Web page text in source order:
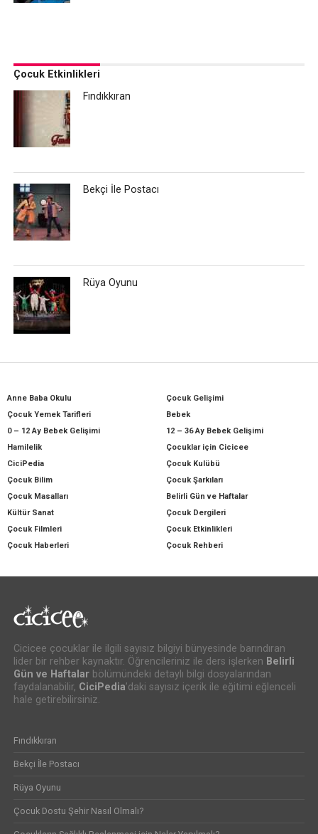
Çocuk Etkinlikleri
Fındıkkıran
Bekçi İle Postacı
Rüya Oyunu
Anne Baba Okulu
Çocuk Gelişimi
Çocuk Yemek Tarifleri
Bebek
0 – 12 Ay Bebek Gelişimi
12 – 36 Ay Bebek Gelişimi
Hamilelik
Çocuklar için Cicicee
CiciPedia
Çocuk Kulübü
Çocuk Bilim
Çocuk Şarkıları
Çocuk Masalları
Belirli Gün ve Haftalar
Kültür Sanat
Çocuk Dergileri
Çocuk Filmleri
Çocuk Etkinlikleri
Çocuk Haberleri
Çocuk Rehberi
Cicicee çocuklar ile ilgili sayısız bilgiyi bünyesinde barındıran
lider bir rehber kaynaktır. Öğrencileriniz ile ders işlerken Belirli
Gün ve Haftalarbölümündeki detaylı bilgi dosyalarından
faydalanabilir, CiciPedia’daki sayısız içerik ile eğitimi eğlenceli
hale getirebilirsiniz.
Fındıkkıran
Bekçi İle Postacı
Rüya Oyunu
Çocuk Dostu Şehir Nasıl Olmalı?